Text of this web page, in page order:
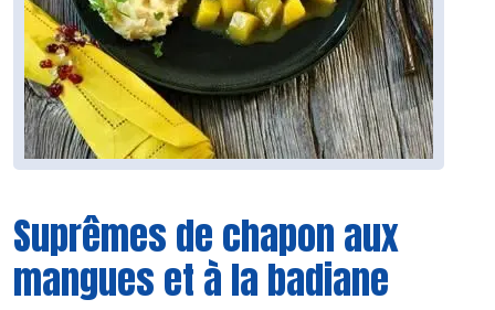
Suprêmes de chapon aux
mangues et à la badiane